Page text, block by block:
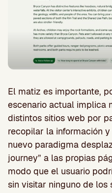
El matiz es importante,
escenario actual implica
distintos sitios web por
recopilar la información
nuevo paradigma
journey” a las propias
modo que el usuario
sin visitar ninguno de